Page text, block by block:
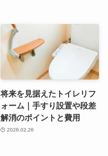
将来を見据えたトイレリフ
ォーム｜手すり設置や段差
解消のポイントと費用
2026.02.26